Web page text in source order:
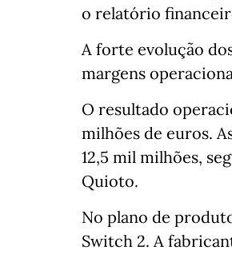
o relatório
A forte evolução
margens
O resultado
milhões de euros.
12,5 mil milhões,
Quioto.
No plano de
Switch 2. A